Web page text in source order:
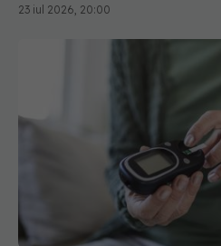
23 iul 2026, 20:00